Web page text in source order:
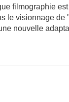
filmographie
le visionnage de
nouvelle